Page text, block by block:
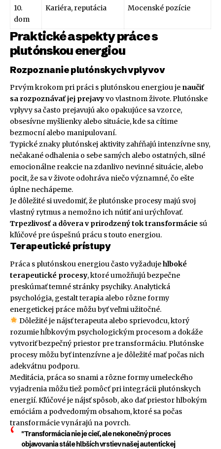
10.
dom
Kariéra, reputácia Mocenské pozície
Praktické aspekty práce s
plutónskou energiou
Rozpoznanie plutónskych vplyvov
Prvým krokom pri práci s plutónskou energiou je naučiť
sa rozpoznávať jej prejavyvo vlastnom živote. Plutónske
vplyvy sa často prejavujú ako opakujúce sa vzorce,
obsesívne myšlienky alebo situácie, kde sa cítime
bezmocní alebo manipulovaní.
Typické znaky plutónskej aktivity zahŕňajú intenzívne sny,
nečakané odhalenia o sebe samých alebo ostatných, silné
emocionálne reakcie na zdanlivo nevinné situácie, alebo
pocit, že sa v živote odohráva niečo významné, čo ešte
úplne nechápeme.
Je dôležité si uvedomiť, že plutónske procesy majú svoj
vlastný rytmus a nemožno ich nútiť ani urýchľovať.
Trpezlivosť a dôvera v prirodzený tok transformácie sú
kľúčové pre úspešnú prácu s touto energiou.
Terapeutické prístupy
Práca s plutónskou energiou často vyžadujehlboké
terapeutické procesy, ktoré umožňujú bezpečne
preskúmať temné stránky psychiky. Analytická
psychológia, gestalt terapia alebo rôzne formy
energetickej práce môžu byť veľmi užitočné.
Dôležité je nájsť terapeuta alebo sprievodcu, ktorý
rozumie hĺbkovým psychologickým procesom a dokáže
vytvoriť bezpečný priestor pre transformáciu. Plutónske
procesy môžu byť intenzívne a je dôležité mať počas nich
adekvátnu podporu.
Meditácia, práca so snami a rôzne formy umeleckého
vyjadrenia môžu tiež pomôcť pri integrácii plutónskych
energií. Kľúčové je nájsť spôsob, ako dať priestor hlbokým
emóciám a podvedomým obsahom, ktoré sa počas
transformácie vynárajú na povrch.
"Transformácia nie je cieľ, ale nekonečný proces
objavovania stále hlbších vrstiev našej autentickej